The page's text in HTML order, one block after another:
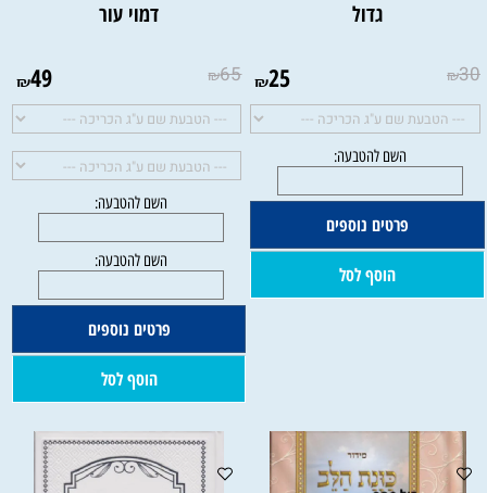
גדול
₪30
₪25
פרטים נוספים
הוסף לסל
דמוי עור
₪65
₪49
פרטים נוספים
הוסף לסל